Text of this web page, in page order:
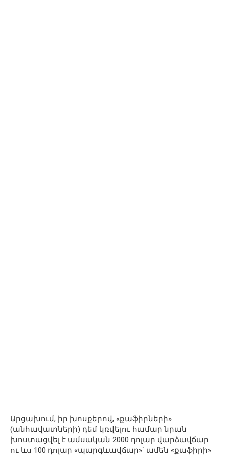
Արցախում, իր խոսքերով, «քաֆիրների»
(անհավատների) դեմ կռվելու համար նրան
խոստացվել է ամսական 2000 դոլար վարձավճար
ու ևս 100 դոլար «պարգևավճար»՝ ամեն «քաֆիրի»